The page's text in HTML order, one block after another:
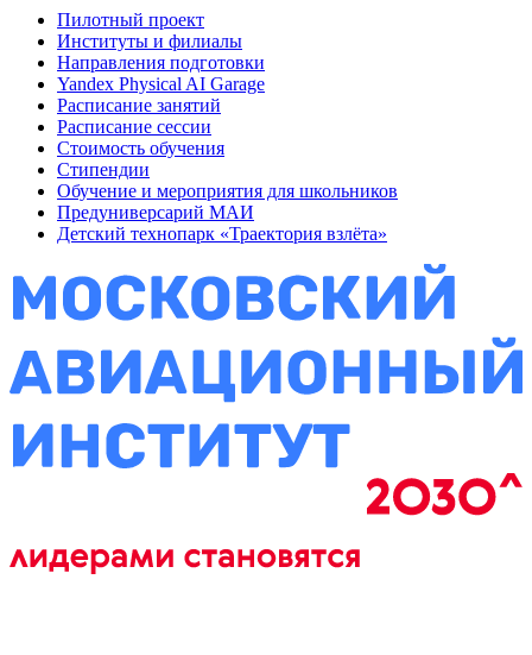
Пилотный проект
Институты и филиалы
Направления подготовки
Yandex Physical AI Garage
Расписание занятий
Расписание сессии
Стоимость обучения
Стипендии
Обучение и мероприятия для школьников
Предуниверсарий МАИ
Детский технопарк «Траектория взлёта»